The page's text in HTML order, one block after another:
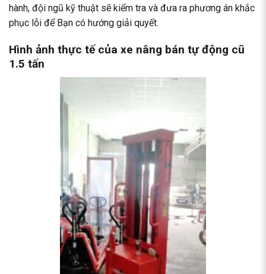
hành, đội ngũ kỹ thuật sẽ kiểm tra và đưa ra phương án khắc
phục lỗi để Bạn có hướng giải quyết.
Hình ảnh thực tế của xe nâng bán tự động cũ
1.5 tấn